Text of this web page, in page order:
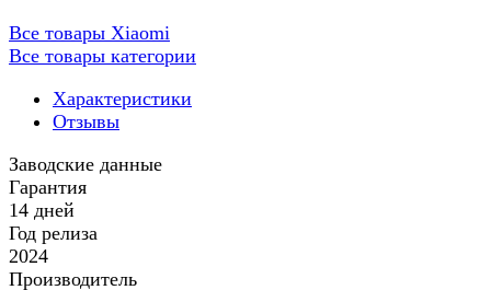
Все товары Xiaomi
Все товары категории
Характеристики
Отзывы
Заводские данные
Гарантия
14 дней
Год релиза
2024
Производитель